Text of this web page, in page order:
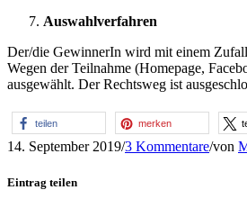
Auswahlverfahren
Der/die GewinnerIn wird mit einem
Wegen der Teilnahme (Homepage,
ausgewählt. Der Rechtsweg ist
teilen merken
14. September 2019/3 Kommentare/von
Eintrag teilen